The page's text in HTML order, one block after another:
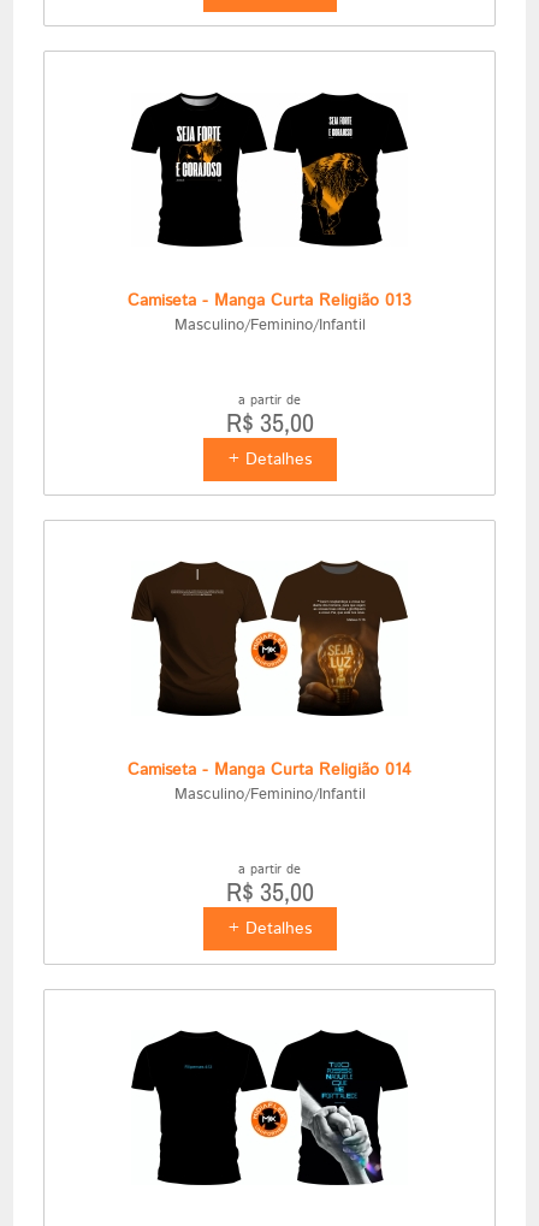
Camiseta - Manga Curta Religião 013
Masculino/Feminino/Infantil
a partir de
R$ 35,00
+ Detalhes
Camiseta - Manga Curta Religião 014
Masculino/Feminino/Infantil
a partir de
R$ 35,00
+ Detalhes